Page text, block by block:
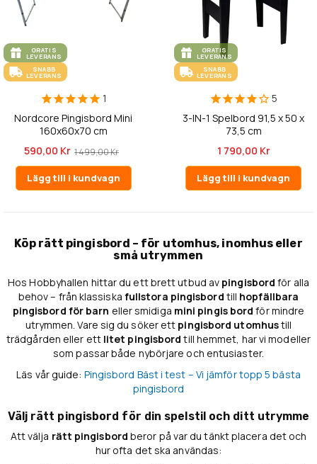
GRATIS
LEVERANS
SNABB
LEVERANS
1
Nordcore Pingisbord Mini
160x60x70 cm
590,00 Kr 1 499,00 Kr
Lägg till i kundvagn
GRATIS
LEVERANS
SNABB
LEVERANS
5
3-IN-1 Spelbord 91,5 x 50 x
73,5 cm
1 790,00 Kr
Lägg till i kundvagn
Köp rätt pingisbord – för utomhus, inomhus eller
små utrymmen
Hos Hobbyhallen hittar du ett brett utbud av pingisbord för alla
behov – från klassiska fullstora pingisbord till hopfällbara
pingisbord för barn eller smidiga mini pingis bord för mindre
utrymmen. Vare sig du söker ett pingisbord utomhustill
trädgården eller ett litet pingisbord till hemmet, har vi modeller
som passar både nybörjare och entusiaster.
Läs vår guide: Pingisbord Bäst i test – Vi jämför topp 5 bästa
pingisbord
Välj rätt pingisbord för din spelstil och ditt utrymme
Att välja rätt pingisbord beror på var du tänkt placera det och
hur ofta det ska användas: